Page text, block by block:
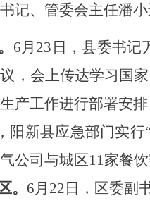
记、管委会主任潘
6月 23日，县委书记
，会上传达学习国
产工作进行部署安排
阳新县应急部门实
公司与城区11家餐
。 6月22日， 区委副